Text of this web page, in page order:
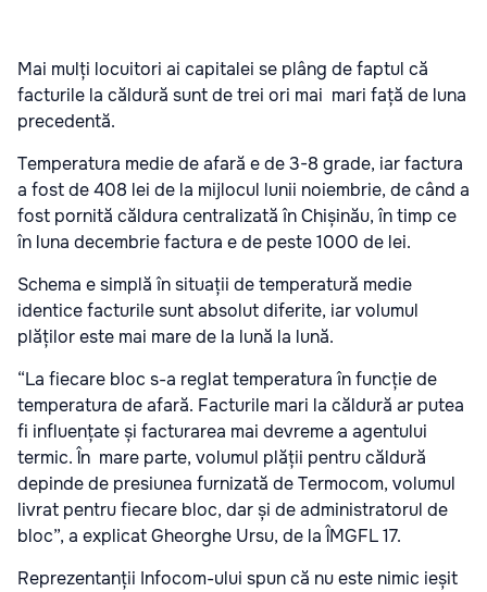
Mai mulți locuitori ai capitalei se plâng de faptul că
facturile la căldură sunt de trei ori mai mari față de luna
precedentă.
Temperatura medie de afară e de 3-8 grade, iar factura
a fost de 408 lei de la mijlocul lunii noiembrie, de când a
fost pornită căldura centralizată în Chișinău, în timp ce
în luna decembrie factura e de peste 1000 de lei.
Schema e simplă în situații de temperatură medie
identice facturile sunt absolut diferite, iar volumul
plăților este mai mare de la lună la lună.
“La fiecare bloc s-a reglat temperatura în funcție de
temperatura de afară. Facturile mari la căldură ar putea
fi influențate și facturarea mai devreme a agentului
termic. În mare parte, volumul plății pentru căldură
depinde de presiunea furnizată de Termocom, volumul
livrat pentru fiecare bloc, dar și de administratorul de
bloc”, a explicat Gheorghe Ursu, de la ÎMGFL 17.
Reprezentanții Infocom-ului spun că nu este nimic ieșit